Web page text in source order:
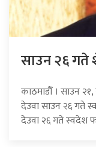
साउन २६ गते
काठमाडौँ । साउन
देउवा साउन २६ गते
देउवा २६ गते स्वदेश